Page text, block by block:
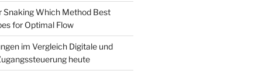
Snaking Which Method Best
for Optimal Flow
im Vergleich Digitale und
heute